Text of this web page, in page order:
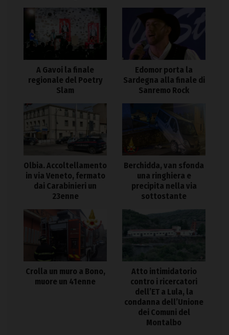
A Gavoi la finale
regionale del Poetry
Slam
Edomor porta la
Sardegna alla finale di
Sanremo Rock
Olbia. Accoltellamento
in via Veneto, fermato
dai Carabinieri un
23enne
Berchidda, van sfonda
una ringhiera e
precipita nella via
sottostante
Crolla un muro a Bono,
muore un 41enne
Atto intimidatorio
contro i ricercatori
dell’ET a Lula, la
condanna dell’Unione
dei Comuni del
Montalbo